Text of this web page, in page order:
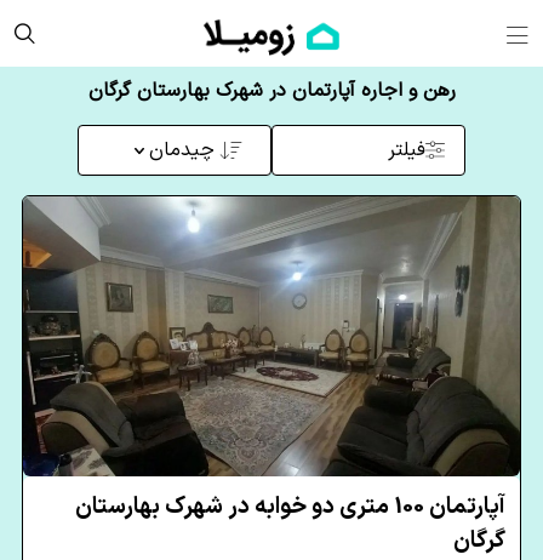
رهن و اجاره آپارتمان در شهرک بهارستان گرگان
فیلتر چیدمان
آپارتمان 100 متری دو خوابه در شهرک بهارستان
گرگان